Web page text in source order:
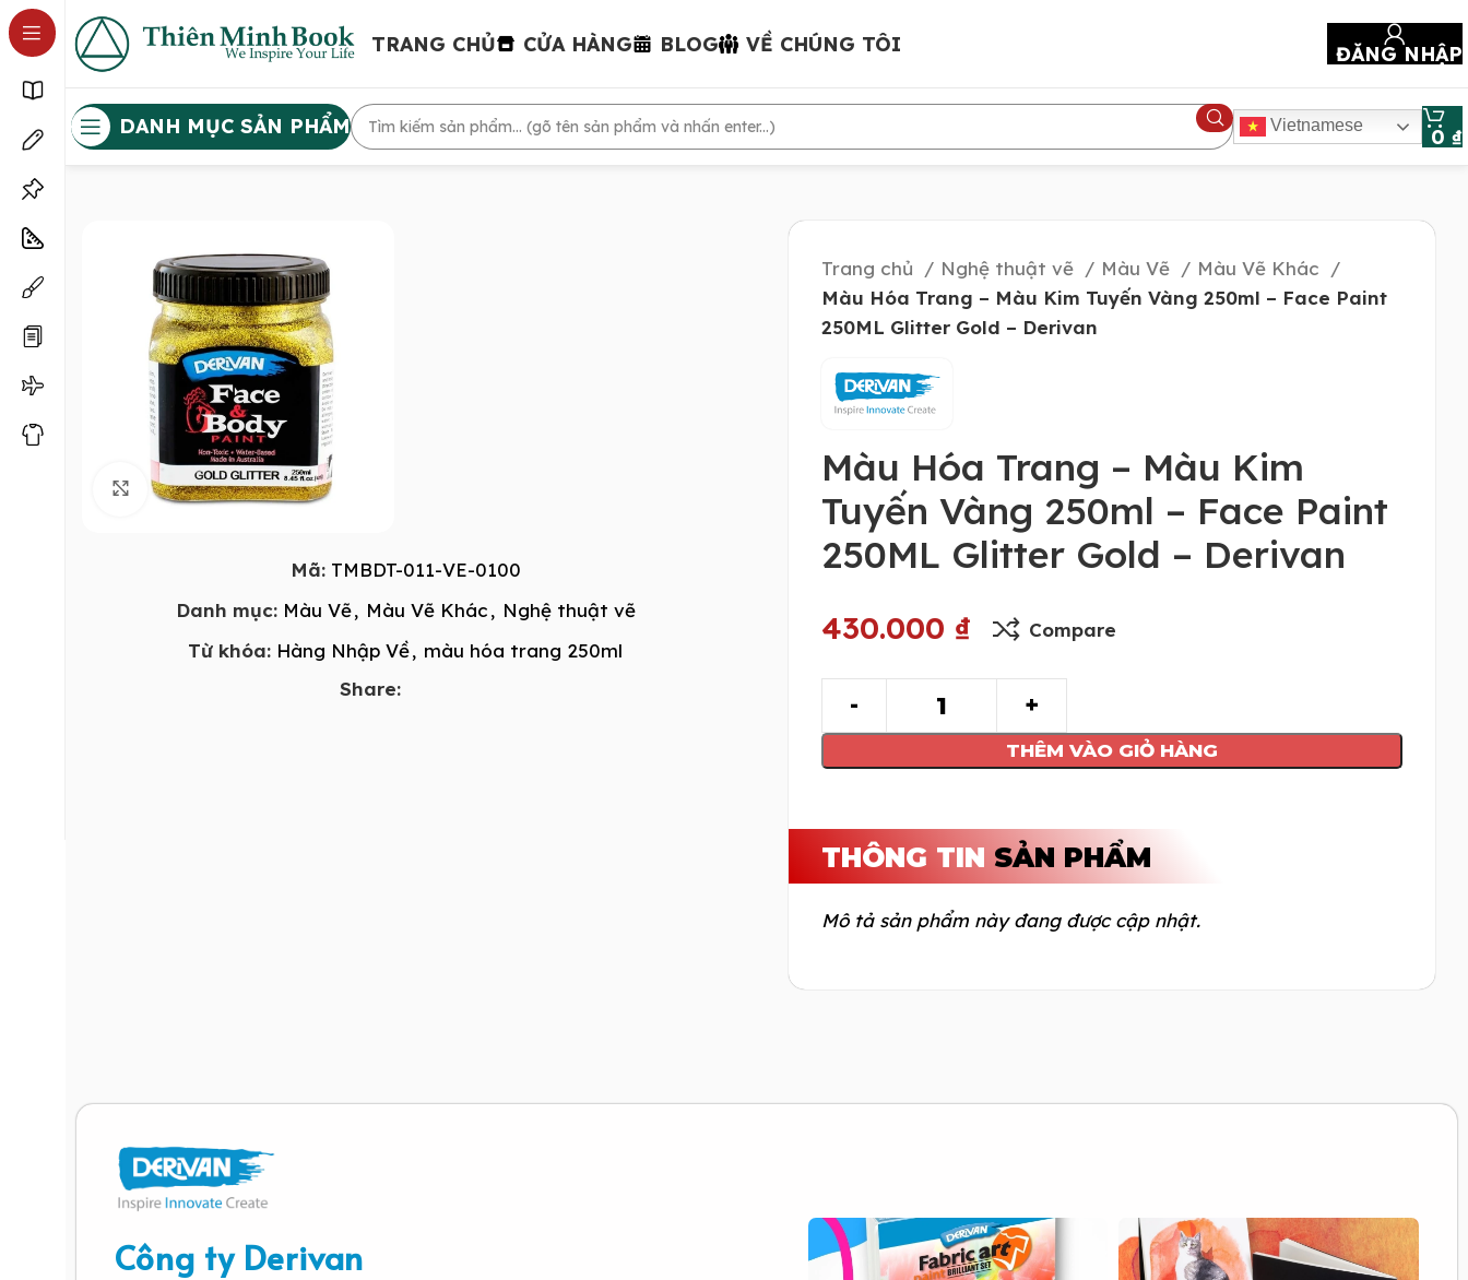
TRANG CHỦ CỬA HÀNG BLOG VỀ CHÚNG TÔI ĐĂNG NHẬP
DANH MỤC SẢN PHẨM Vietnamese 0 ₫
Click to enlarge
Mã: TMBDT-011-VE-0100
Danh mục: Màu Vẽ, Màu Vẽ Khác, Nghệ thuật vẽ
Từ khóa: Hàng Nhập Về, màu hóa trang 250ml
Share:
Trang chủ Nghệ thuật vẽ Màu Vẽ
Màu Vẽ Khác
Màu Hóa Trang – Màu Kim Tuyến Vàng 250ml – Face Paint
250ML Glitter Gold – Derivan
Màu Hóa Trang – Màu Kim
Tuyến Vàng 250ml – Face Paint
250ML Glitter Gold – Derivan
430.000 ₫ Compare
THÊM VÀO GIỎ HÀNG
THÔNG TIN SẢN PHẨM
Mô tả sản phẩm này đang được cập nhật.
Công ty Derivan